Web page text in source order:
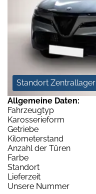
Standort Zentrallager
Allgemeine Daten:
Fahrzeugtyp
Karosserieform
Getriebe
Kilometerstand
Anzahl der Türen
Farbe
Standort
Lieferzeit
Unsere Nummer